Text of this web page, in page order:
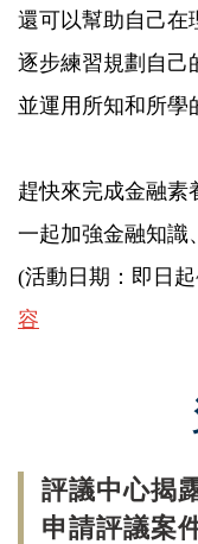
還可以幫助自己在
逐步練習規劃自己
並運用所知和所學
趕快來完成金融素
一起加強金融知識
(活動日期：即日起
容
評議中心揭
申請評議案